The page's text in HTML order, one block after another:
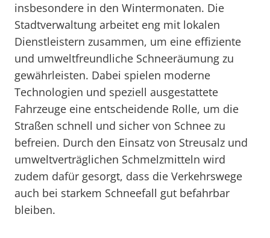
insbesondere in den Wintermonaten. Die
Stadtverwaltung arbeitet eng mit lokalen
Dienstleistern zusammen, um eine effiziente
und umweltfreundliche Schneeräumung zu
gewährleisten. Dabei spielen moderne
Technologien und speziell ausgestattete
Fahrzeuge eine entscheidende Rolle, um die
Straßen schnell und sicher von Schnee zu
befreien. Durch den Einsatz von Streusalz und
umweltverträglichen Schmelzmitteln wird
zudem dafür gesorgt, dass die Verkehrswege
auch bei starkem Schneefall gut befahrbar
bleiben.